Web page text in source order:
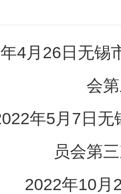
年4月26日无
会
5月7日无锡
员会第
10月27日